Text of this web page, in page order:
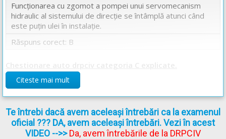
Funcționarea cu zgomot a pompei unui servomecanism
hidraulic al sistemului de direcţie se întâmplă atunci când
este puţin ulei în instalaţie.
Răspuns corect: B
Citeste mai mult
Te întrebi dacă avem aceleași întrebări ca la examenul
oficial ??? DA, avem aceleași întrebări. Vezi în acest
VIDEO -->>Da, avem întrebările de la DRPCIV